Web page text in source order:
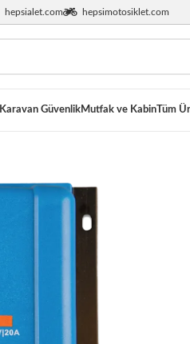
hepsialet.com hepsimotosiklet.com
Karavan GüvenlikMutfak ve KabinTüm